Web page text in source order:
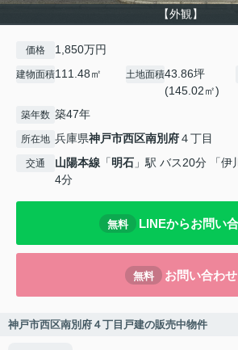
【外観】
価格 1,850万円
建物面積111.48㎡ 土地面積43.86坪
(145.02㎡)
築年数 築47年
所在地 兵庫県神戸市西区南別府４丁目
交通 山陽本線 「明石 」駅 バス20分 「
4分
無料 LINEからお問い
無料 お問い合わせ
神戸市西区南別府４丁目戸建の販売中物件